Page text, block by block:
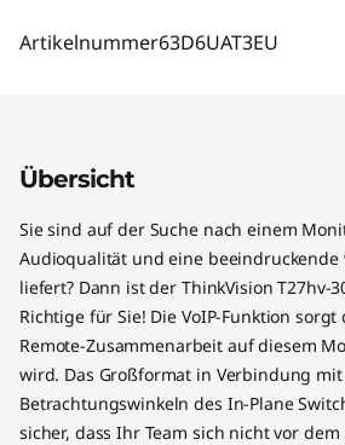
Artikelnummer63D6UAT3EU
Übersicht
Sie sind auf der Suche nach einem
Audioqualität und eine beeindruckende
liefert? Dann ist der ThinkVision T27hv-
Richtige für Sie! Die VoIP-Funktion sorgt
Remote-Zusammenarbeit auf diesem
wird. Das Großformat in Verbindung
Betrachtungswinkeln des In-Plane
sicher, dass Ihr Team sich nicht vor